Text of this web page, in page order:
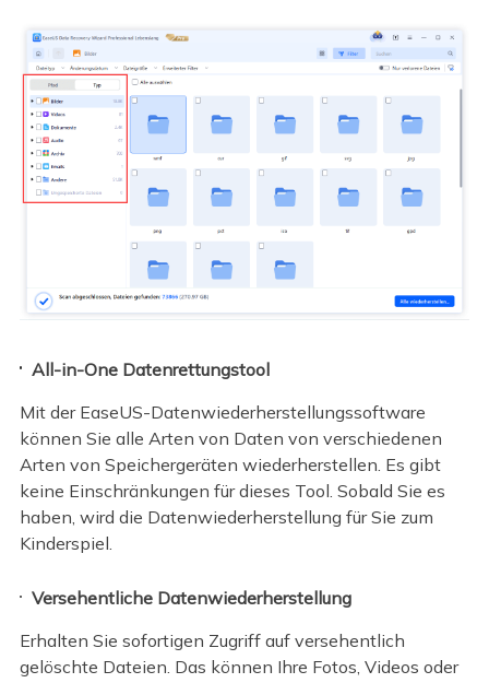
All-in-One Datenrettungstool
Mit der EaseUS-Datenwiederherstellungssoftware
können Sie alle Arten von Daten von verschiedenen
Arten von Speichergeräten wiederherstellen. Es gibt
keine Einschränkungen für dieses Tool. Sobald Sie es
haben, wird die Datenwiederherstellung für Sie zum
Kinderspiel.
Versehentliche Datenwiederherstellung
Erhalten Sie sofortigen Zugriff auf versehentlich
gelöschte Dateien. Das können Ihre Fotos, Videos oder